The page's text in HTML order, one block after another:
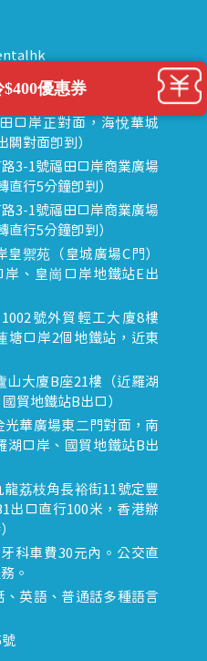
商業大廈 15樓（迎賓廣
達
口岸正對面，海悅華城
關對面即到）
3-1號福田口岸商業廣場
直行5分鐘即到）
3-1號福田口岸商業廣場
直行5分鐘即到）
禦苑（皇城廣場C門）
、皇崗口岸地鐵站E出
號外貿輕工大廈8樓
塘口岸2個地鐵站，近東
山大廈B座21樓（近羅湖
貿地鐵站B出口）
華廣場東二門對面，南
湖口岸、國貿地鐵站B出
荔枝角長裕街11號定豐
出口直行100米，香港辦
科車費30元內。公交直
。
英語、普通話多種語言
$400優惠券